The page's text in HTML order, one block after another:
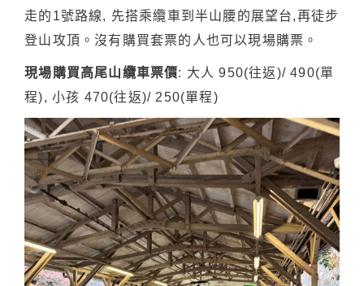
走的1號路線, 先搭乘纜車到半山腰的展望台,再徒步
登山攻頂。沒有購買套票的人也可以現場購票。
現場購買高尾山纜車票價: 大人 950(往返)/ 490(單
程), 小孩 470(往返)/ 250(單程)